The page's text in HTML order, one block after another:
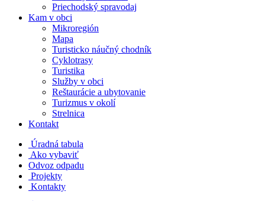
Priechodský spravodaj
Kam v obci
Mikroregión
Mapa
Turisticko náučný chodník
Cyklotrasy
Turistika
Služby v obci
Reštaurácie a ubytovanie
Turizmus v okolí
Strelnica
Kontakt
Úradná tabula
Ako vybaviť
Odvoz odpadu
Projekty
Kontakty